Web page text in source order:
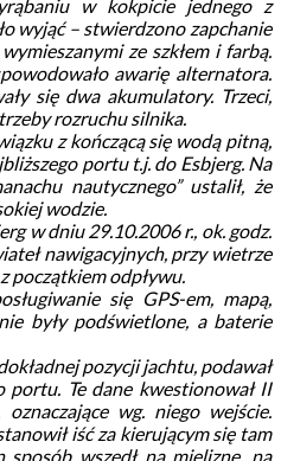
w kokpicie jednego z
wyjąć – stwierdzono zapchanie
ze szkłem i farbą.
awarię alternatora.
się dwa akumulatory. Trzeci,
rozruchu silnika.
z kończącą się wodą pitną,
portu t.j. do Esbjerg. Na
nautycznego” ustalił, że
wodzie.
w dniu 29.10.2006 r., ok. godz.
nawigacyjnych, przy wietrze
początkiem odpływu.
się GPS-em, mapą,
były podświetlone, a baterie
pozycji jachtu, podawał
Te dane kwestionował II
wg. niego wejście.
iść za kierującym się tam
wszedł na mieliznę, na